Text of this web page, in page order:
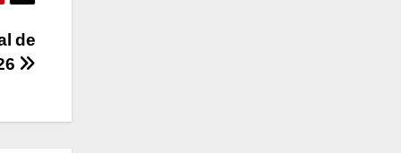
de